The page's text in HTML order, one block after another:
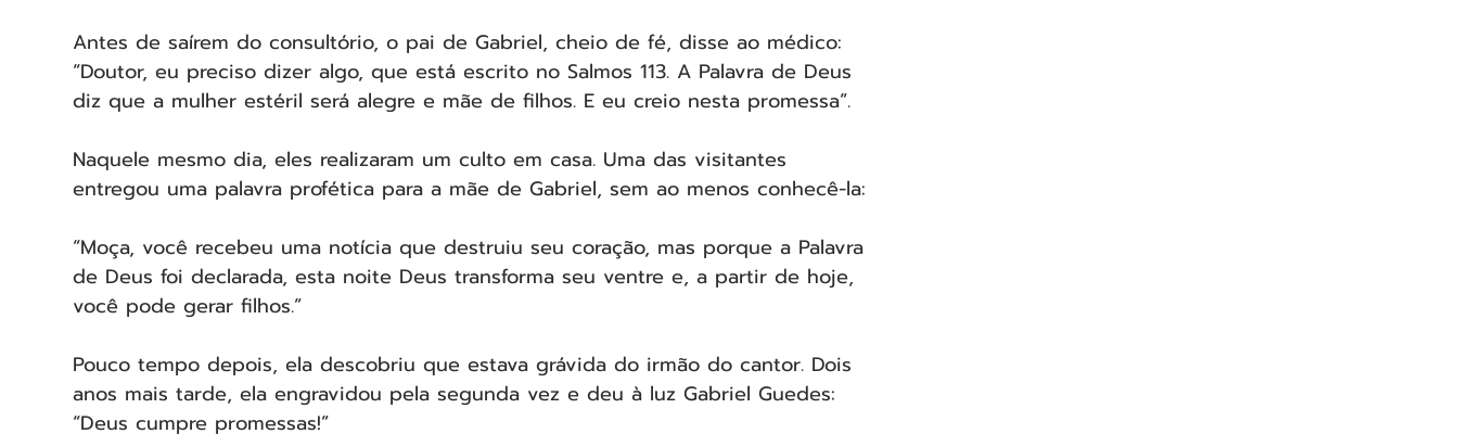
Antes de saírem do consultório, o pai de Gabriel, cheio de fé, disse ao médico:
“Doutor, eu preciso dizer algo, que está escrito no Salmos 113. A Palavra de Deus
diz que a mulher estéril será alegre e mãe de filhos. E eu creio nesta promessa”.
Naquele mesmo dia, eles realizaram um culto em casa. Uma das visitantes
entregou uma palavra profética para a mãe de Gabriel, sem ao menos conhecê-la:
“Moça, você recebeu uma notícia que destruiu seu coração, mas porque a Palavra
de Deus foi declarada, esta noite Deus transforma seu ventre e, a partir de hoje,
você pode gerar filhos.”
Pouco tempo depois, ela descobriu que estava grávida do irmão do cantor. Dois
anos mais tarde, ela engravidou pela segunda vez e deu à luz Gabriel Guedes:
“Deus cumpre promessas!”